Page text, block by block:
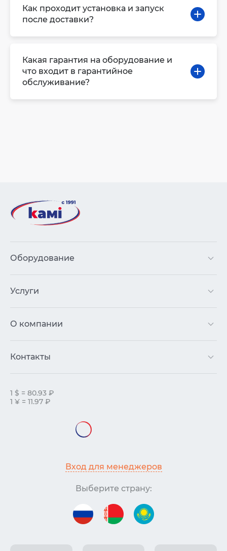
Как проходит установка и запуск
после доставки?
Какая гарантия на оборудование и
что входит в гарантийное
обслуживание?
Оборудование
Услуги
О компании
Контакты
1 $ = 80.93 ₽
1 ¥ = 11.97 ₽
Вход для менеджеров
Выберите страну: